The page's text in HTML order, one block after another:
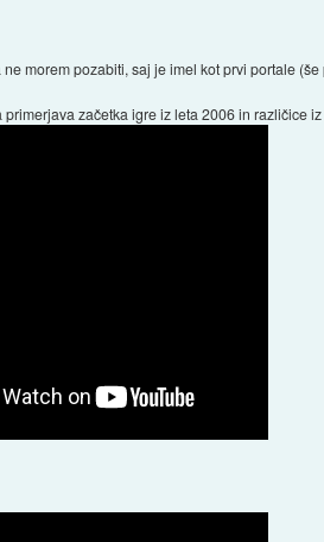
ne morem pozabiti, saj je imel kot prvi portale
primerjava začetka igre iz leta 2006 in različice